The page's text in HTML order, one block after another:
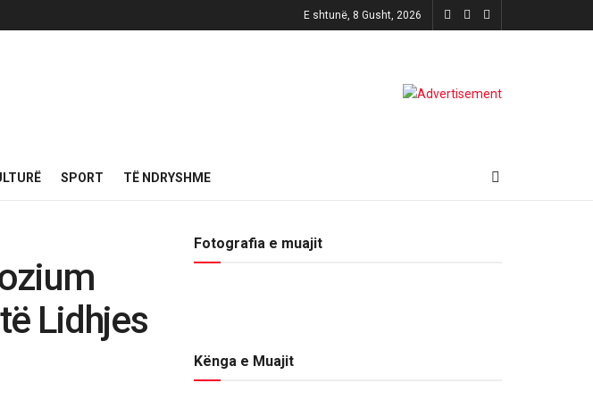
E shtunë, 8 Gusht, 2026
SPORT TË NDRYSHME
Lidhjes
Fotografia e muajit
Kënga e Muajit